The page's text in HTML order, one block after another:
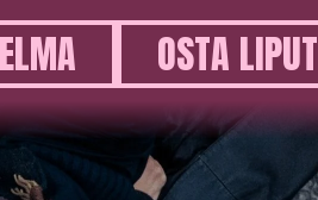
OSTA LIPUT